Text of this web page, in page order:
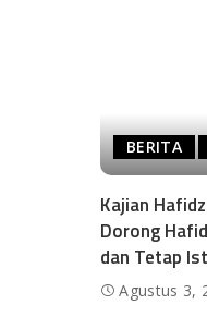
BERITA
Kajian
Dorong
dan Tetap
Agustus 3,